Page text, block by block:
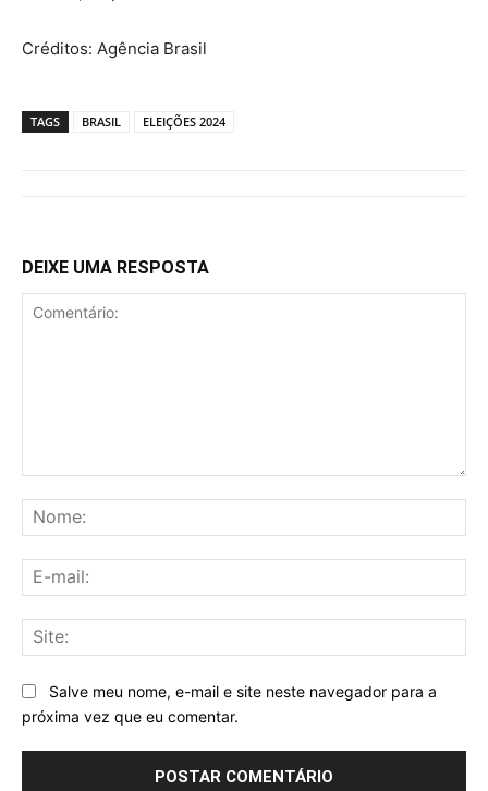
Créditos: Agência Brasil
TAGS BRASIL ELEIÇÕES 2024
DEIXE UMA RESPOSTA
Salve meu nome, e-mail e site neste navegador para a
próxima vez que eu comentar.